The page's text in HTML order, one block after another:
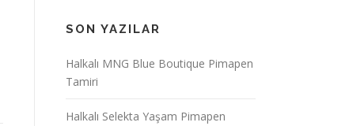
SON YAZILAR
Halkalı MNG Blue Boutique Pimapen
Tamiri
Halkalı Selekta Yaşam Pimapen